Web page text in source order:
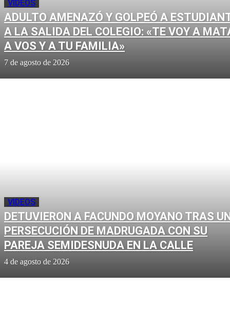
VIDEOS
ADULTO AMENAZÓ Y GOLPEÓ A
A LA SALIDA DEL COLEGIO: «TE VOY A
A VOS Y A TU FAMILIA»
7 de agosto de 2026
VIDEOS
DETUVIERON A FACUNDO MOYANO TRAS
PERSECUCIÓN DE MADRUGADA CON SU
PAREJA SEMIDESNUDA EN LA CALLE
4 de agosto de 2026